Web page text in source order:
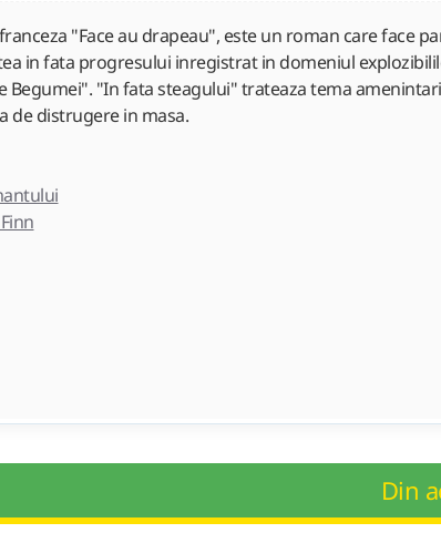
"Face au drapeau", este un roman care face
in fata progresului inregistrat in domeniul
Begumei". "In fata steagului" trateaza tema
de distrugere in masa.
Din